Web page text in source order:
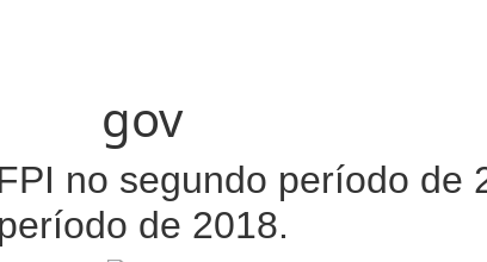
gov
no segundo período de
período de 2018.